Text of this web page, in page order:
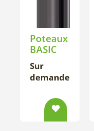
Poteaux
BASIC
Sur
demande